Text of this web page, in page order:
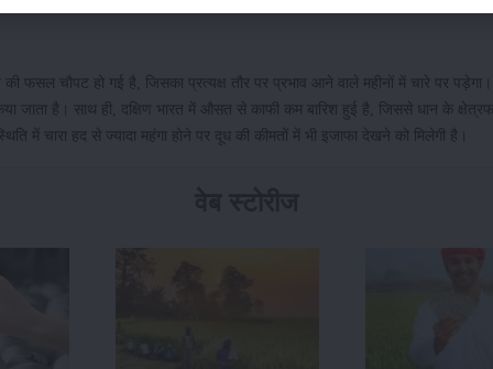
फसल चौपट हो गई है, जिसका प्रत्यक्ष तौर पर प्रभाव आने वाले महीनों में चारे पर
जाता है। साथ ही, दक्षिण भारत में औसत से काफी कम बारिश हुई है, जिससे धान के
में चारा हद से ज्यादा महंगा होने पर दूध की कीमतों में भी इजाफा देखने को मिलेगी है।